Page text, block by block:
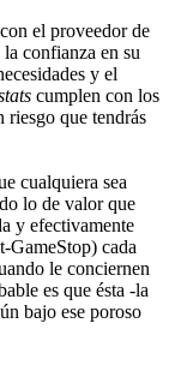
el proveedor de
confianza en su
y el
cumplen con los
riesgo que tendrás
cualquiera sea
lo de valor que
y efectivamente
GameStop) cada
le conciernen
es que ésta -la
bajo ese poroso